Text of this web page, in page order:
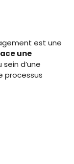
est une
une
sein d’une
processus